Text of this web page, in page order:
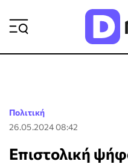
Πολιτική
26.05.2024 08:42
Επιστολική